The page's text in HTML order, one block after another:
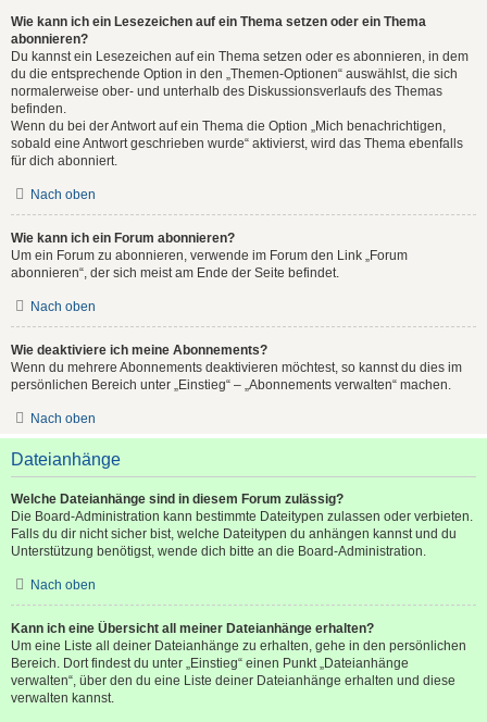
Wie kann ich ein Lesezeichen auf ein Thema setzen oder ein Thema
abonnieren?
Du kannst ein Lesezeichen auf ein Thema setzen oder es abonnieren, in dem
du die entsprechende Option in den „Themen-Optionen“ auswählst, die sich
normalerweise ober- und unterhalb des Diskussionsverlaufs des Themas
befinden.
Wenn du bei der Antwort auf ein Thema die Option „Mich benachrichtigen,
sobald eine Antwort geschrieben wurde“ aktivierst, wird das Thema ebenfalls
für dich abonniert.
Nach oben
Wie kann ich ein Forum abonnieren?
Um ein Forum zu abonnieren, verwende im Forum den Link „Forum
abonnieren“, der sich meist am Ende der Seite befindet.
Nach oben
Wie deaktiviere ich meine Abonnements?
Wenn du mehrere Abonnements deaktivieren möchtest, so kannst du dies im
persönlichen Bereich unter „Einstieg“ – „Abonnements verwalten“ machen.
Nach oben
Dateianhänge
Welche Dateianhänge sind in diesem Forum zulässig?
Die Board-Administration kann bestimmte Dateitypen zulassen oder verbieten.
Falls du dir nicht sicher bist, welche Dateitypen du anhängen kannst und du
Unterstützung benötigst, wende dich bitte an die Board-Administration.
Nach oben
Kann ich eine Übersicht all meiner Dateianhänge erhalten?
Um eine Liste all deiner Dateianhänge zu erhalten, gehe in den persönlichen
Bereich. Dort findest du unter „Einstieg“ einen Punkt „Dateianhänge
verwalten“, über den du eine Liste deiner Dateianhänge erhalten und diese
verwalten kannst.